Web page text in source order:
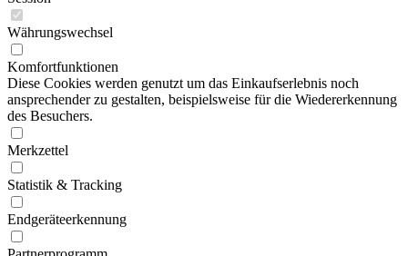
Währungswechsel
Komfortfunktionen
Diese Cookies werden genutzt um das Einkaufserlebnis noch
ansprechender zu gestalten, beispielsweise für die Wiedererkennung
des Besuchers.
Merkzettel
Statistik & Tracking
Endgeräteerkennung